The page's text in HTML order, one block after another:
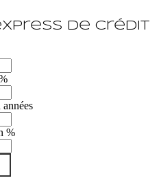
de crédit
%